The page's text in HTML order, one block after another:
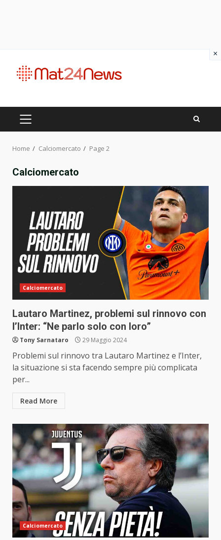
content
PRIMARY
MENU
Home Calciomercato Page 2
Calciomercato
Calciomercato
Lautaro Martinez, problemi sul rinnovo con
l’Inter: “Ne parlo solo con loro”
Tony Sarnataro 29 Maggio 2024
Problemi sul rinnovo tra Lautaro Martinez e l’Inter,
la situazione si sta facendo sempre più complicata
per...
Read More
Calciomercato
×